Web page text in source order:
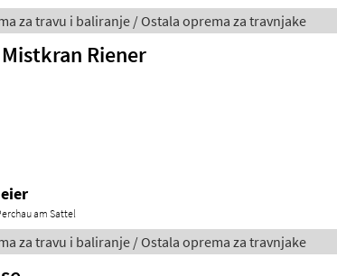
za travu i baliranje / Ostala oprema za travnjake
Riener
am Sattel
za travu i baliranje / Ostala oprema za travnjake